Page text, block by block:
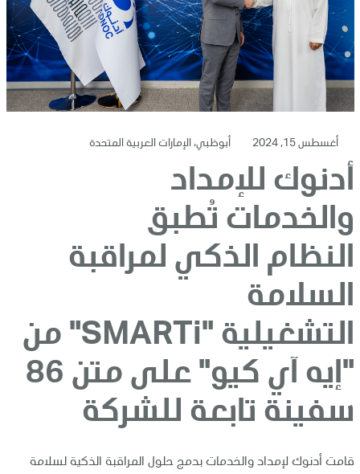
أغسطس 15, 2024 أبوظبي، الإمارات العربية المتحدة
أدنوك للإمداد
والخدمات تُطبق
النظام الذكي لمراقبة
السلامة
التشغيلية "SMARTi" من
"إيه آي كيو" على متن 86
سفينة تابعة للشركة
​قامت أدنوك لإمداد والخدمات بدمج حلول المراقبة الذكية لسلامة